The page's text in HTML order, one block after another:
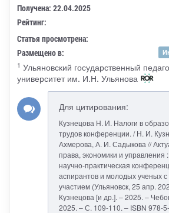
Получена: 22.04.2025
Рейтинг:
Статья просмотрена:
Размещено в:
1 Ульяновский государственный
университет им. И.Н. Ульянова
Для цитирования:
Кузнецова Н. И. Налоги в
трудов конференции. / Н. И.
Ахмерова, А. И. Садыкова //
права, экономики и управления
научно-практическая
аспирантов и молодых ученых
участием (Ульяновск, 25 апр.
Кузнецова [и др.]. – 2025. –
2025. – С. 109-110. – ISBN 978-